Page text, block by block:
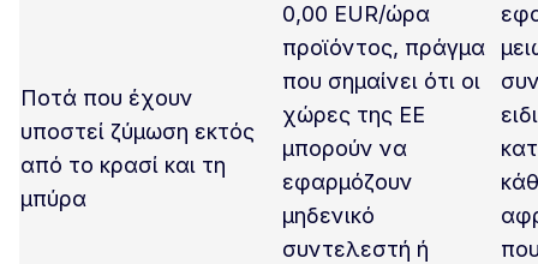
Ποτά που έχουν
υποστεί ζύμωση εκτός
από το κρασί και τη
μπύρα
0,00 EUR/ώρα
προϊόντος, πράγμα
που σημαίνει ότι οι
χώρες της ΕΕ
μπορούν να
εφαρμόζουν
μηδενικό
συντελεστή ή